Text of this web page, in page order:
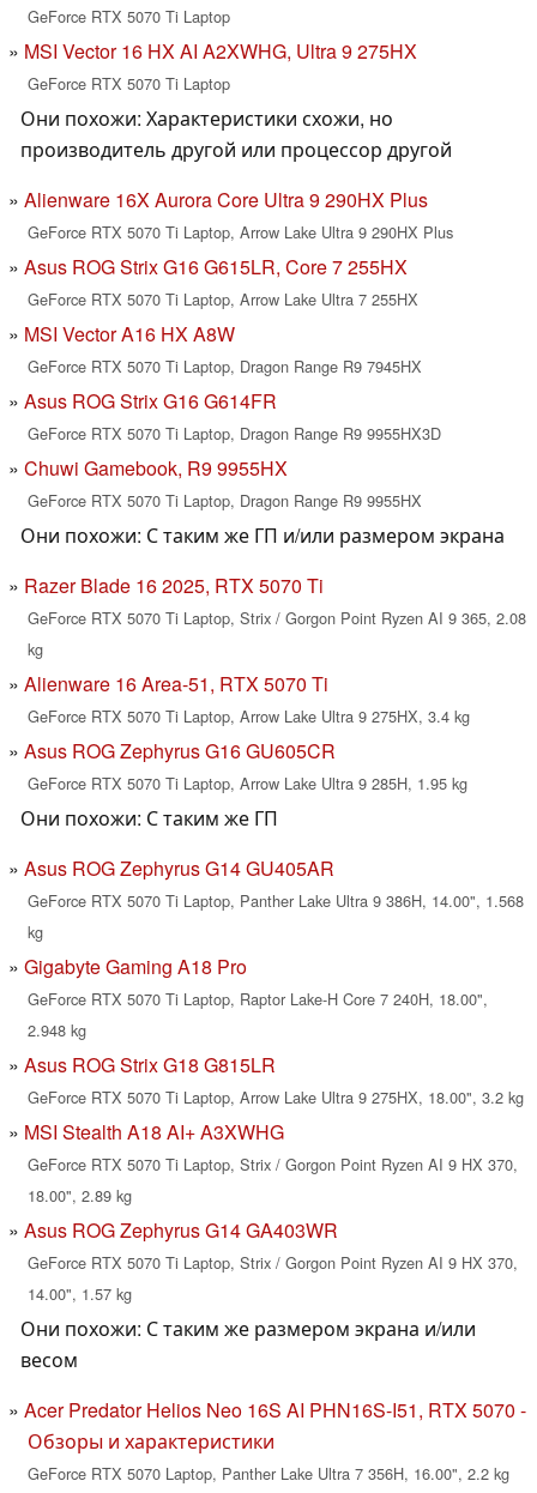
GeForce RTX 5070 Ti Laptop
MSI Vector 16 HX AI A2XWHG, Ultra 9 275HX
GeForce RTX 5070 Ti Laptop
Они похожи: Характеристики схожи, но
производитель другой или процессор другой
Alienware 16X Aurora Core Ultra 9 290HX Plus
GeForce RTX 5070 Ti Laptop, Arrow Lake Ultra 9 290HX Plus
Asus ROG Strix G16 G615LR, Core 7 255HX
GeForce RTX 5070 Ti Laptop, Arrow Lake Ultra 7 255HX
MSI Vector A16 HX A8W
GeForce RTX 5070 Ti Laptop, Dragon Range R9 7945HX
Asus ROG Strix G16 G614FR
GeForce RTX 5070 Ti Laptop, Dragon Range R9 9955HX3D
Chuwi Gamebook, R9 9955HX
GeForce RTX 5070 Ti Laptop, Dragon Range R9 9955HX
Они похожи: С таким же ГП и/или размером экрана
Razer Blade 16 2025, RTX 5070 Ti
GeForce RTX 5070 Ti Laptop, Strix / Gorgon Point Ryzen AI 9 365, 2.08
kg
Alienware 16 Area-51, RTX 5070 Ti
GeForce RTX 5070 Ti Laptop, Arrow Lake Ultra 9 275HX, 3.4 kg
Asus ROG Zephyrus G16 GU605CR
GeForce RTX 5070 Ti Laptop, Arrow Lake Ultra 9 285H, 1.95 kg
Они похожи: С таким же ГП
Asus ROG Zephyrus G14 GU405AR
GeForce RTX 5070 Ti Laptop, Panther Lake Ultra 9 386H, 14.00", 1.568
kg
Gigabyte Gaming A18 Pro
GeForce RTX 5070 Ti Laptop, Raptor Lake-H Core 7 240H, 18.00",
2.948 kg
Asus ROG Strix G18 G815LR
GeForce RTX 5070 Ti Laptop, Arrow Lake Ultra 9 275HX, 18.00", 3.2 kg
MSI Stealth A18 AI+ A3XWHG
GeForce RTX 5070 Ti Laptop, Strix / Gorgon Point Ryzen AI 9 HX 370,
18.00", 2.89 kg
Asus ROG Zephyrus G14 GA403WR
GeForce RTX 5070 Ti Laptop, Strix / Gorgon Point Ryzen AI 9 HX 370,
14.00", 1.57 kg
Они похожи: С таким же размером экрана и/или
весом
Acer Predator Helios Neo 16S AI PHN16S-I51, RTX 5070 -
Обзоры и характеристики
GeForce RTX 5070 Laptop, Panther Lake Ultra 7 356H, 16.00", 2.2 kg